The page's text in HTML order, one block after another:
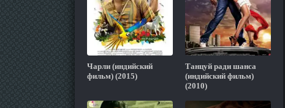
Чарли (индийский
фильм) (2015)
Танцуй ради шанса
(индийский фильм)
(2010)